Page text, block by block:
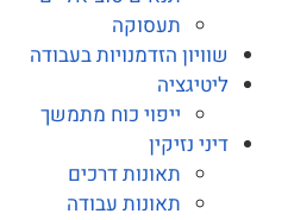
תעסוקה
שוויון הזדמנויות בעבודה
ליטיגציה
ייפוי כוח מתמשך
דיני נזיקין
תאונות דרכים
תאונות עבודה